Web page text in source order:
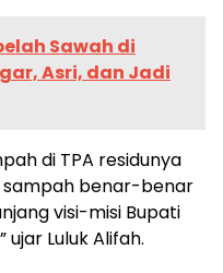
Wawasan Bahasa
Kalianyar Gelar
Sawah di
Asri, dan Jadi
di TPA residunya
sampah benar-benar
visi-misi Bupati
Luluk Alifah.